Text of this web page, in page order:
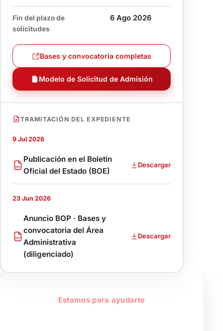
Fin del plazo de
solicitudes
6 Ago 2026
Bases y convocatoria completas
Modelo de Solicitud de Admisión
TRAMITACIÓN DEL EXPEDIENTE
9 Jul 2026
PDF
Publicación en el Boletín
Oficial del Estado (BOE)
Descargar
23 Jun 2026
PDF
Anuncio BOP · Bases y
convocatoria del Área
Administrativa
(diligenciado)
Descargar
Estamos para ayudarte